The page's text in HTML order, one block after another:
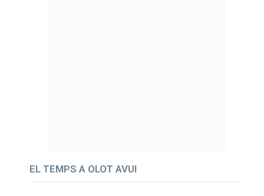
EL TEMPS A OLOT AVUI